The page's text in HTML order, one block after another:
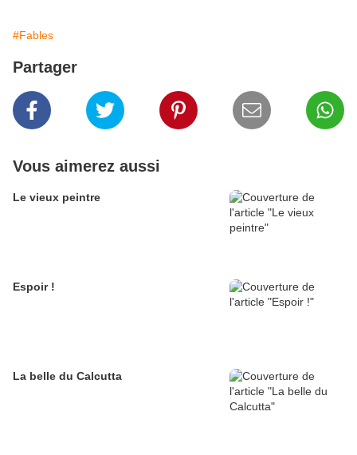
#Fables
Partager
Vous aimerez aussi
Le vieux peintre
Espoir !
La belle du Calcutta